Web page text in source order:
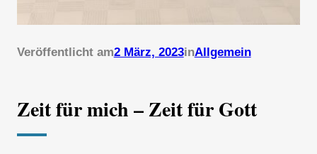
Veröffentlicht am2 März, 2023inAllgemein
Zeit für mich – Zeit für Gott